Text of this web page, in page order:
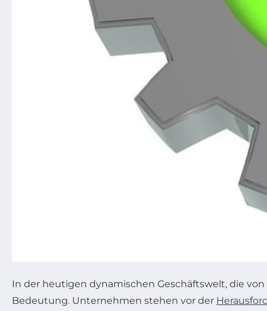
In der heutigen dynamischen Geschäftswelt, die
Bedeutung. Unternehmen stehen vor der